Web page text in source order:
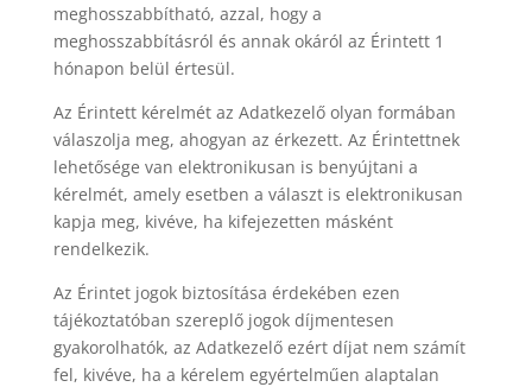
meghosszabbítható, azzal, hogy a
meghosszabbításról és annak okáról az Érintett 1
hónapon belül értesül.
Az Érintett kérelmét az Adatkezelő olyan formában
válaszolja meg, ahogyan az érkezett. Az Érintettnek
lehetősége van elektronikusan is benyújtani a
kérelmét, amely esetben a választ is elektronikusan
kapja meg, kivéve, ha kifejezetten másként
rendelkezik.
Az Érintet jogok biztosítása érdekében ezen
tájékoztatóban szereplő jogok díjmentesen
gyakorolhatók, az Adatkezelő ezért díjat nem számít
fel, kivéve, ha a kérelem egyértelműen alaptalan